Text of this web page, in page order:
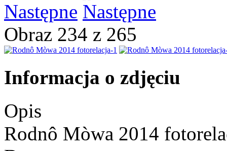
Następne
Obraz 234 z 265
Informacja o zdjęciu
Opis
Rodnô Mòwa 2014